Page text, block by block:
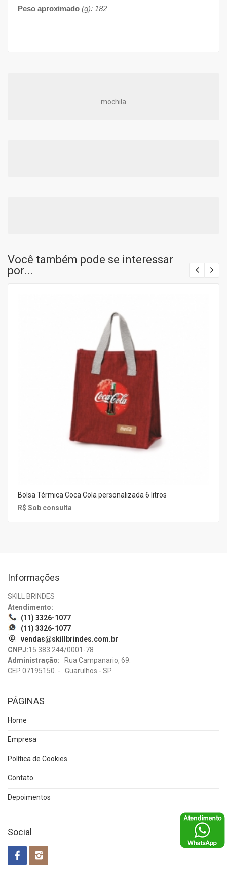
Peso aproximado (g): 182
mochila
Você também pode se interessar
por...
Bolsa Térmica Coca Cola personalizada 6 litros
R$ Sob consulta
Informações
SKILL BRINDES
Atendimento:
(11) 3326-1077
(11) 3326-1077
vendas@skillbrindes.com.br
CNPJ:15.383.244/0001-78
Administração: Rua Campanario, 69.
CEP 07195150. - Guarulhos - SP
PÁGINAS
Home
Empresa
Política de Cookies
Contato
Depoimentos
Social